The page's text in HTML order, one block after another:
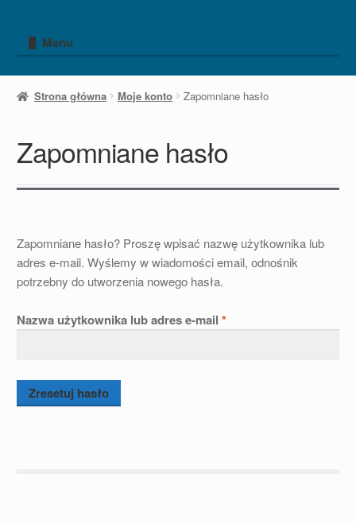
do
nawigacji
do
treści
Menu
Strona główna Moje konto Zapomniane hasło
Zapomniane hasło
Zapomniane hasło? Proszę wpisać nazwę użytkownika lub
adres e-mail. Wyślemy w wiadomości email, odnośnik
potrzebny do utworzenia nowego hasła.
Nazwa użytkownika lub adres e-mail *Wymagane
Zresetuj hasło